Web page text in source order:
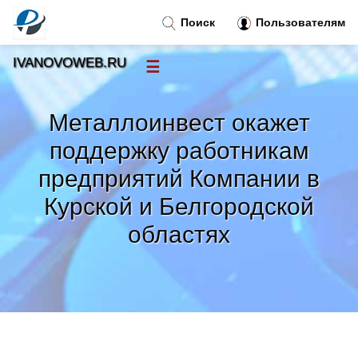
Металлоинвест окажет
поддержку работникам
предприятий Компании в
Курской и Белгородской
областях
Поиск Пользователям
IVANOVOWEB.RU ☰
Тренды новостей »
Рубрики»
Правила »
Контакт